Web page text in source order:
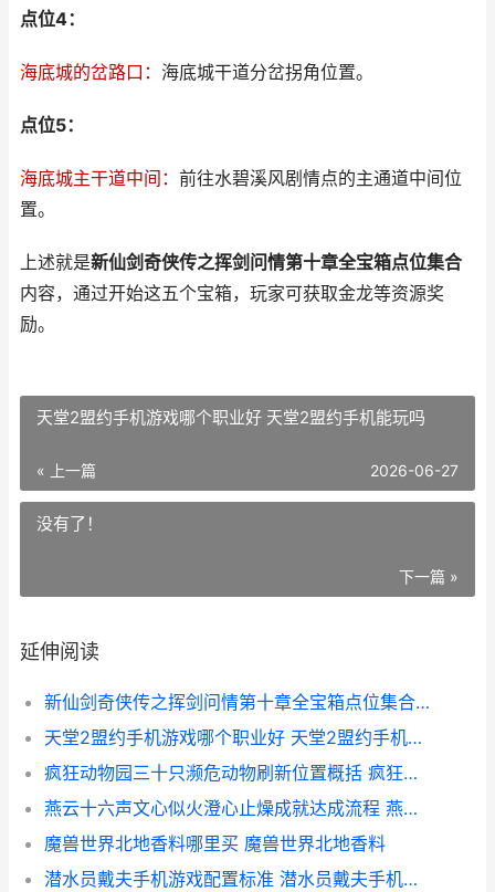
点位4：
海底城的岔路口： 海底城干道分岔拐角位置。
点位5：
海底城主干道中间： 前往水碧溪风剧情点的主通道中间位
置。
上述就是新仙剑奇侠传之挥剑问情第十章全宝箱点位集合
内容，通过开始这五个宝箱，玩家可获取金龙等资源奖
励。
天堂2盟约手机游戏哪个职业好 天堂2盟约手机能玩吗
« 上一篇 2026-06-27
没有了！
下一篇 »
延伸阅读
新仙剑奇侠传之挥剑问情第十章全宝箱点位集合 新仙剑奇侠传之挥剑问情宝箱位置
天堂2盟约手机游戏哪个职业好 天堂2盟约手机能玩吗
疯狂动物园三十只濒危动物刷新位置概括 疯狂动物园1.30
燕云十六声文心似火澄心止燥成就达成流程 燕云十六声文心四雅点春瓯上架
魔兽世界北地香料哪里买 魔兽世界北地香料
潜水员戴夫手机游戏配置标准 潜水员戴夫手机版和电脑版有什么不同